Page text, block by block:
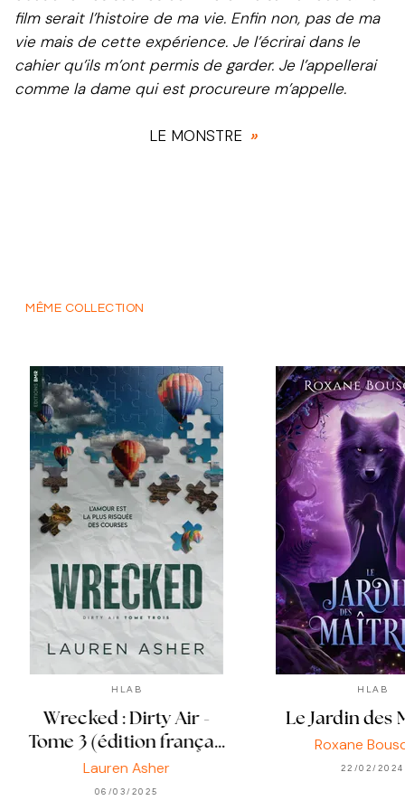
film serait l’histoire de ma vie. Enfin non, pas de ma
vie mais de cette expérience. Je l’écrirai dans le
cahier qu’ils m’ont permis de garder. Je l’appellerai
comme la dame qui est procureure m’appelle.
LE MONSTRE »
MÊME COLLECTION
HLAB
Wrecked : Dirty Air -
Tome 3 (édition frança…
Lauren Asher
06/03/2025
HLAB
Le Jardin des
Roxane
22/02/2024